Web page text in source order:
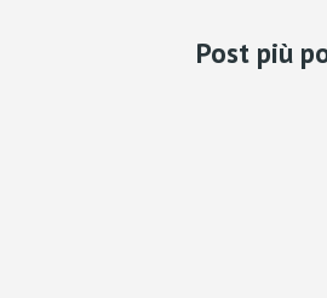
Post più